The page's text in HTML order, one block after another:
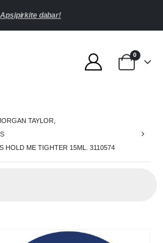
Apsipirkite dabar!
0
TAYLOR
HOLD ME TIGHTER 15ML. 3110574